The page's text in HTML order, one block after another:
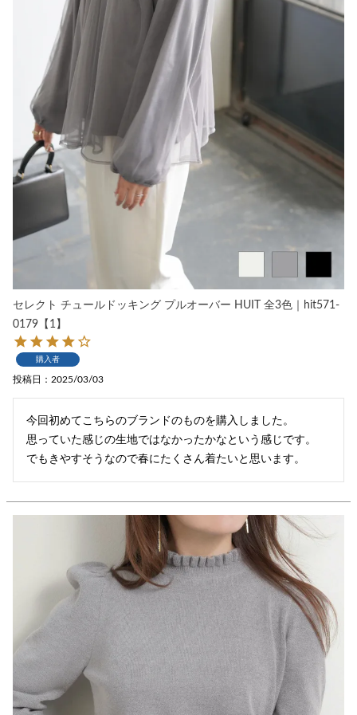
セレクト チュールドッキング プルオーバー HUIT 全3色｜hit571-
0179【1】
購入者
投稿日 2025/03/03
今回初めてこちらのブランドのものを購入しました。
思っていた感じの生地ではなかったかなという感じです。
でもきやすそうなので春にたくさん着たいと思います。